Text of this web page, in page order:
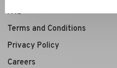
FAQ
Terms and Conditions
Privacy Policy
Careers